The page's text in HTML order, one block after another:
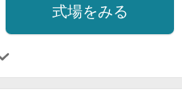
式場をみる